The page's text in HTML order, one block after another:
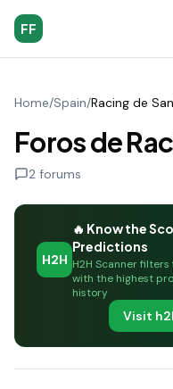
FF
Home/Spain/Racing de
Foros de
2 forums
H2H
🔥 Know the
Predictions
H2H Scanner
with the highest
history
Visit